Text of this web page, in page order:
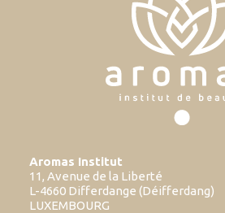
Aromas Institut
11, Avenue de la Liberté
L-4660 Differdange (Déifferdang)
LUXEMBOURG